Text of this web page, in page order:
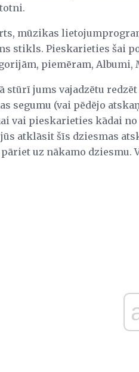
mūzikas
stikls. Pieskarieties šai
piemēram, Albumi,
stūrī jums vajadzētu
segumu (vai pēdējo
vai pieskarieties kādai no
atklāsit šīs dziesmas
uz nākamo dziesmu.